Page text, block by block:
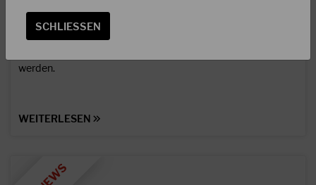
Liebe Mitglieder, die erste Kurzausgabe des DJKB-Magazins
werden.
WEITERLESEN
SCHLIESSEN